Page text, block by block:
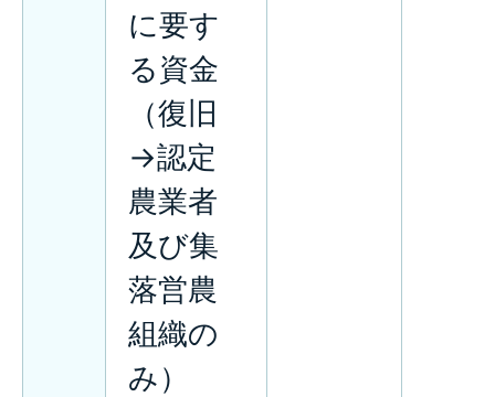
に要す
る資金
（復旧
→認定
農業者
及び集
落営農
組織の
み）